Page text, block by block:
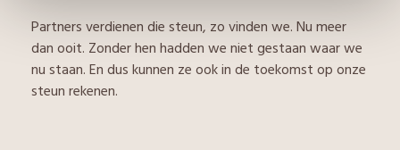
Partners verdienen die steun, zo vinden we. Nu meer
dan ooit. Zonder hen hadden we niet gestaan waar we
nu staan. En dus kunnen ze ook in de toekomst op onze
steun rekenen.